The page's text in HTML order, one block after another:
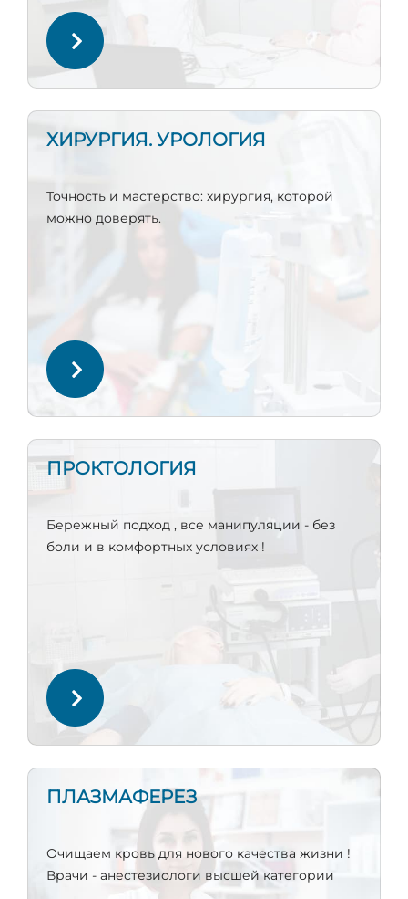
ХИРУРГИЯ. УРОЛОГИЯ
Точность и мастерство: хирургия, которой
можно доверять.
ПРОКТОЛОГИЯ
Бережный подход , все манипуляции - без
боли и в комфортных условиях !
ПЛАЗМАФЕРЕЗ
Очищаем кровь для нового качества жизни !
Врачи - анестезиологи высшей категории